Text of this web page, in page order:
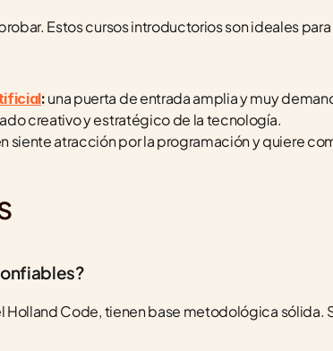
Estos cursos introductorios son ideales
: una puerta de entrada amplia y muy
creativo y estratégico de la tecnología.
siente atracción por la programación y quiere
Holland Code, tienen base metodológica sólida.